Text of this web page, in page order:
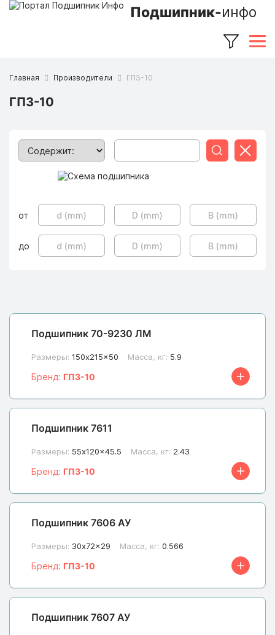
Подшипник-инфо
Главная Производители ГПЗ-10
ГПЗ-10
Поиск
от
до
Подшипник 70-9230 ЛМ
Размеры: 150x215x50 Масса, кг: 5.9
Бренд: ГПЗ-10
Подшипник 7611
Размеры: 55x120x45.5 Масса, кг: 2.43
Бренд: ГПЗ-10
Подшипник 7606 АУ
Размеры: 30x72x29 Масса, кг: 0.566
Бренд: ГПЗ-10
Подшипник 7607 АУ